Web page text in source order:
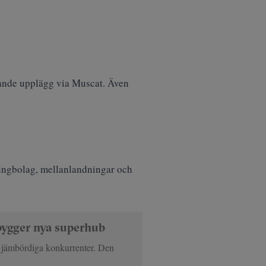
upplägg via Muscat. Även
mellanlandningar och
nya superhub
konkurrenter. Den